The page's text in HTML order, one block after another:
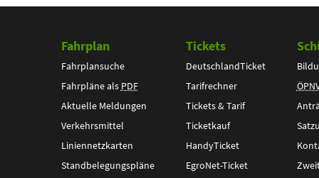
Fahrplan
Fahrplansuche
Fahrpläne als PDF
Aktuelle Meldungen
Verkehrsmittel
Liniennetzkarten
Standbelegungspläne
Tickets
DeutschlandTicket
Tarifrechner
Tickets & Tarif
Ticketkauf
HandyTicket
EgroNet-Ticket